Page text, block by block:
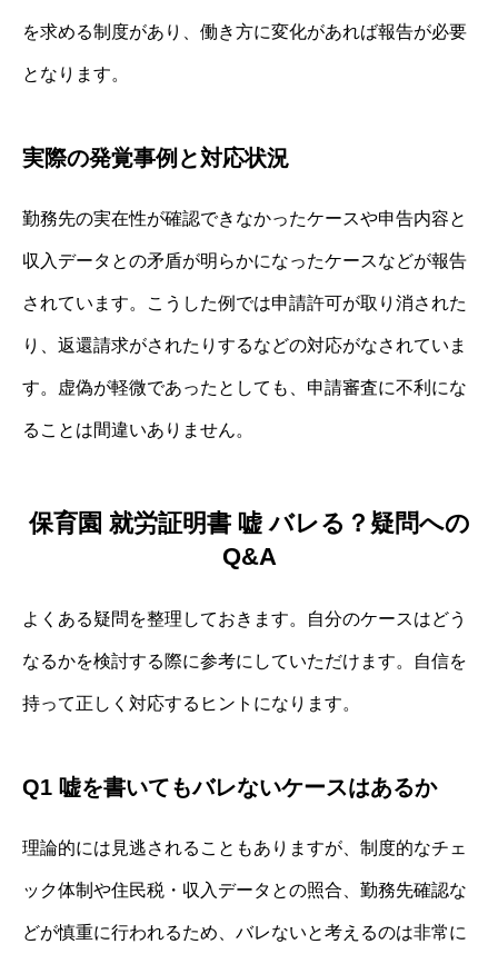
を求める制度があり、働き方に変化があれば報告が必要
となります。
実際の発覚事例と対応状況
勤務先の実在性が確認できなかったケースや申告内容と
収入データとの矛盾が明らかになったケースなどが報告
されています。こうした例では申請許可が取り消された
り、返還請求がされたりするなどの対応がなされていま
す。虚偽が軽微であったとしても、申請審査に不利にな
ることは間違いありません。
保育園 就労証明書 嘘 バレる？疑問への
Q&A
よくある疑問を整理しておきます。自分のケースはどう
なるかを検討する際に参考にしていただけます。自信を
持って正しく対応するヒントになります。
Q1 嘘を書いてもバレないケースはあるか
理論的には見逃されることもありますが、制度的なチェ
ック体制や住民税・収入データとの照合、勤務先確認な
どが慎重に行われるため、バレないと考えるのは非常に